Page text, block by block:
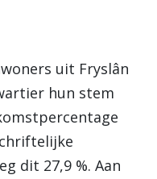
uit Fryslân
hun stem
dit 27,9 %. Aan